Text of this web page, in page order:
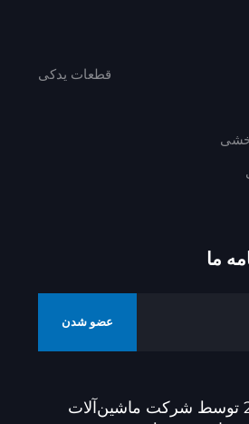
قطعات یدکی
ما
عضو شدن
حق تأليف © 2025 توسط شرکت ماشین‌آلات